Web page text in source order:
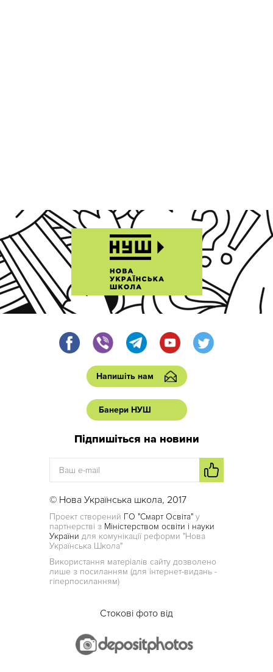
Напишіть нам
Банери НУШ
Підпишіться на новини
© Нова Українська школа, 2017
Проект створений ГО "Смарт Освіта" у
партнерстві з Міністерством освіти і науки
України для комунікації реформи "Нова
Українська Школа"
Використання матеріалів сайту дозволено
лише з посиланням (для інтернет-видань -
гіперпосиланням)
Стокові фото від